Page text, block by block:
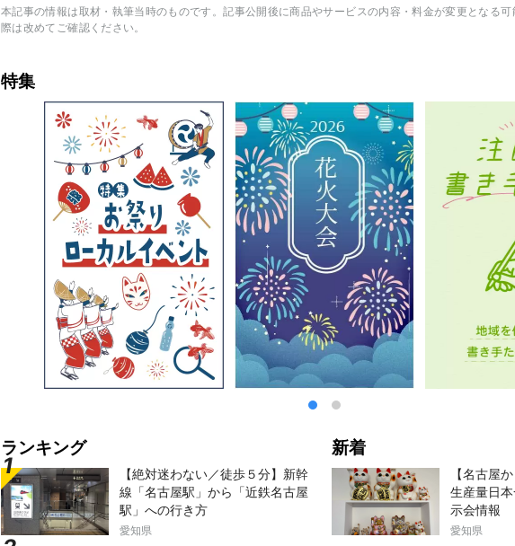
ンテスト入賞作品です。 撮影者：尾島 裕樹 作品名：「小雪（しょうせつ）
無断転用及び複製を禁止します。 カバー画像の利用については、伊豆市観光情
本記事の情報は取材・執筆当時のものです。記事公開後に商品やサービスの内容・料金が変更となる
際は改めてご確認ください。
特集
ランキング
【絶対迷わない／徒歩５分】新幹
線「名古屋駅」から「近鉄名古屋
駅」への行き方
愛知県
新着
【名古屋
生産量日
示会情報
愛知県